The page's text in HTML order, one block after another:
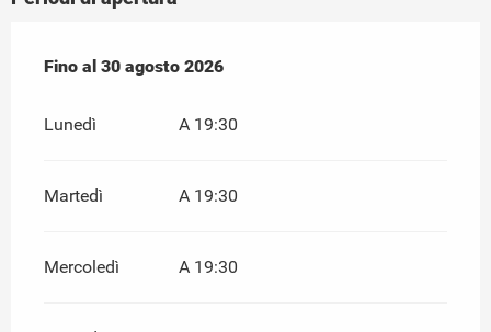
Dal20 giugno 2026al30 agosto 2026
Fino al 30 agosto 2026
Lunedì A 19:30
Martedì A 19:30
Mercoledì A 19:30